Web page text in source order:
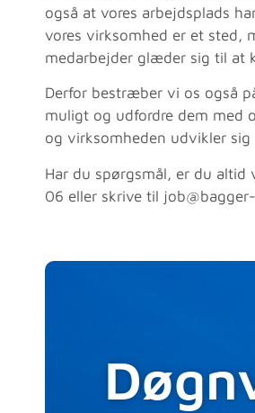
også at vores arbejdsplads
vores virksomhed er et sted,
medarbejder glæder sig til at
Derfor bestræber vi os også
muligt og udfordre dem med
og virksomheden udvikler sig
Har du spørgsmål, er du altid
06 eller skrive til